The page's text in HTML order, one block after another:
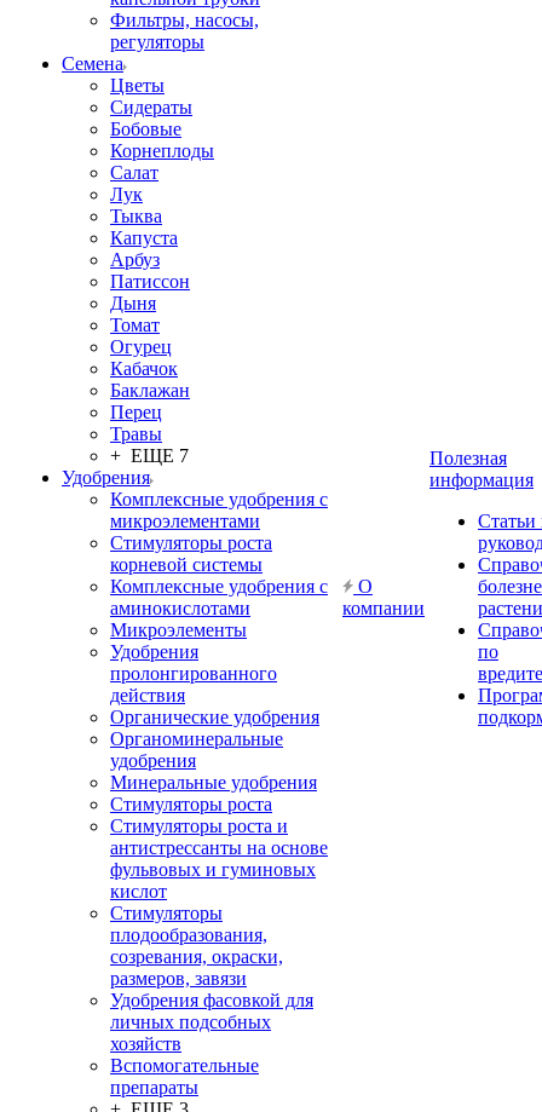
Фильтры, насосы,
регуляторы
Семена
Цветы
Сидераты
Бобовые
Корнеплоды
Салат
Лук
Тыква
Капуста
Арбуз
Патиссон
Дыня
Томат
Огурец
Кабачок
Баклажан
Перец
Травы
+ ЕЩЕ 7
Удобрения
Комплексные удобрения с
микроэлементами
Стимуляторы роста
корневой системы
Комплексные удобрения с
аминокислотами
Микроэлементы
Удобрения
пролонгированного
действия
Органические удобрения
Органоминеральные
удобрения
Минеральные удобрения
Стимуляторы роста
Стимуляторы роста и
антистрессанты на основе
фульвовых и гуминовых
кислот
Стимуляторы
плодообразования,
созревания, окраски,
размеров, завязи
Удобрения фасовкой для
личных подсобных
хозяйств
Вспомогательные
препараты
О
компании
Полезная
информация
Статьи
по